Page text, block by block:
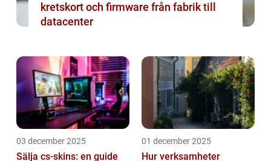
kretskort och firmware från fabrik till
datacenter
03 december 2025
Sälja cs-skins: en guide
01 december 2025
Hur verksamheter